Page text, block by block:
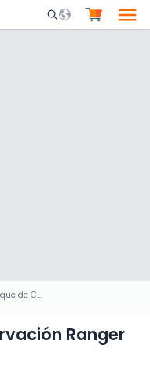
Mobile Search
Zoo y Parque de Conservación Ranger Red - Perth
Ranger